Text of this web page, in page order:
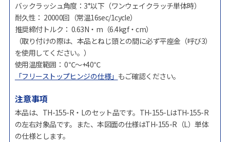
バックラッシュ角度：3°以下（ワンウェイクラッチ単体時）
耐久性： 20000回（常温16sec/1cycle）
推奨締付トルク： 0.63N・m（6.4kgf・cm）
（取り付けの際は、本品とねじ頭との間に必ず平座金（呼び3）
を使用してください。）
使用温度範囲： 0℃～+40℃
「フリーストップヒンジの仕様」 もご確認ください。
注意事項
本品は、TH-155-R・Lのセット品です。TH-155-LはTH-155-R
の左右対象品です。また、本図面の仕様はTH-155-R（L）単体
の仕様とします。